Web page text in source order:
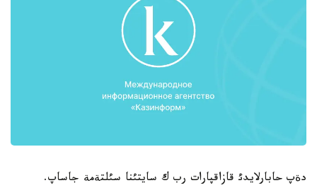
دةپ حابارلايدئ قازاقپارات رب ك سايتئنا سئلتةمة جاساپ.